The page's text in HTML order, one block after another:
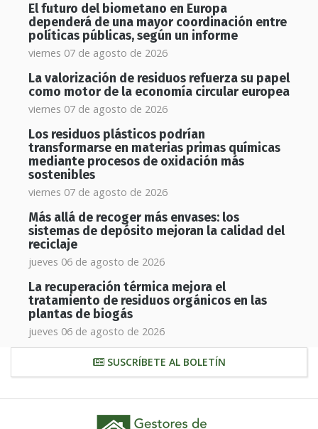
El futuro del biometano en Europa
dependerá de una mayor coordinación entre
políticas públicas, según un informe
viernes 07 de agosto de 2026
La valorización de residuos refuerza su papel
como motor de la economía circular europea
viernes 07 de agosto de 2026
Los residuos plásticos podrían
transformarse en materias primas químicas
mediante procesos de oxidación más
sostenibles
viernes 07 de agosto de 2026
Más allá de recoger más envases: los
sistemas de depósito mejoran la calidad del
reciclaje
jueves 06 de agosto de 2026
La recuperación térmica mejora el
tratamiento de residuos orgánicos en las
plantas de biogás
jueves 06 de agosto de 2026
SUSCRÍBETE AL BOLETÍN